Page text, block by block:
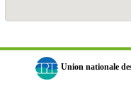
Union nationale